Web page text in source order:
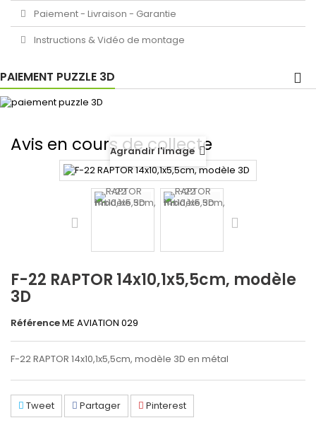
Paiement - Livraison - Garantie
Instructions & Vidéo de montage
PAIEMENT PUZZLE 3D
Avis en cours de collecte
Agrandir l'image
F-22 RAPTOR 14x10,1x5,5cm, modèle
3D
RéférenceME AVIATION 029
F-22 RAPTOR 14x10,1x5,5cm, modèle 3D en métal
Tweet Partager Pinterest